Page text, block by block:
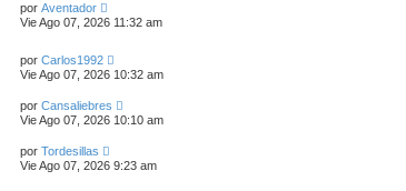
por Aventador
Vie Ago 07, 2026 11:32 am
por Carlos1992
Vie Ago 07, 2026 10:32 am
por Cansaliebres
Vie Ago 07, 2026 10:10 am
por Tordesillas
Vie Ago 07, 2026 9:23 am